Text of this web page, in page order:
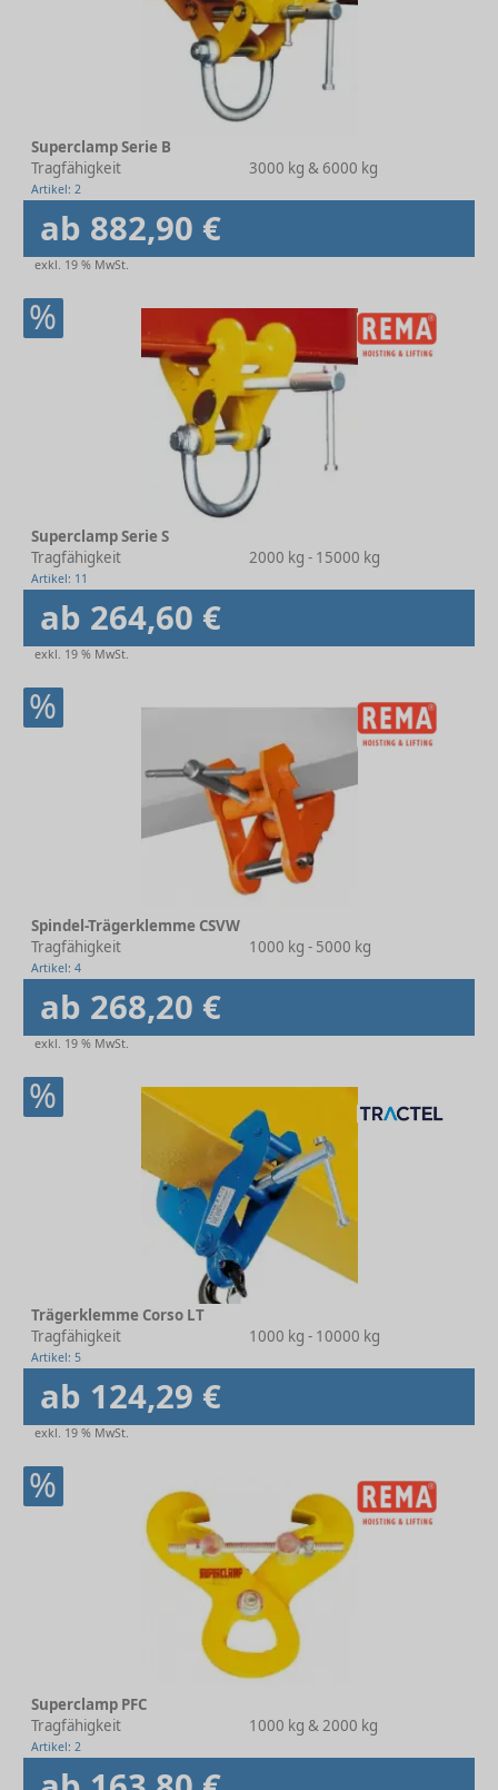
Superclamp Serie B
Tragfähigkeit
3000 kg & 6000 kg
Artikel: 2
ab 882,90 €
exkl. 19 % MwSt.
%
Superclamp Serie S
Tragfähigkeit
2000 kg - 15000 kg
Artikel: 11
ab 264,60 €
exkl. 19 % MwSt.
%
Spindel-Trägerklemme CSVW
Tragfähigkeit
1000 kg - 5000 kg
Artikel: 4
ab 268,20 €
exkl. 19 % MwSt.
%
Trägerklemme Corso LT
Tragfähigkeit
1000 kg - 10000 kg
Artikel: 5
ab 124,29 €
exkl. 19 % MwSt.
%
Superclamp PFC
Tragfähigkeit
1000 kg & 2000 kg
Artikel: 2